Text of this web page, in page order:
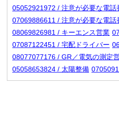
05052921972 / 注意が必要な電話
07069886611 / 注意が必要な電話
08069826981 / キーエンス営業
07087122451 / 宅配ドライバー
08077077176 / GR／電気の測定
05058653824 / 太陽整備